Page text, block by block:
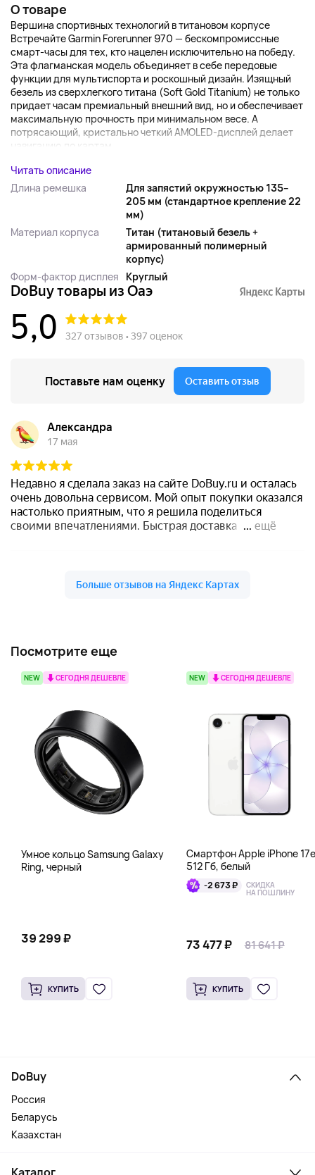
О товаре
Вершина спортивных технологий в титановом корпусе
Встречайте Garmin Forerunner 970 — бескомпромиссные
смарт-часы для тех, кто нацелен исключительно на победу.
Эта флагманская модель объединяет в себе передовые
функции для мультиспорта и роскошный дизайн. Изящный
безель из сверхлегкого титана (Soft Gold Titanium) не только
придает часам премиальный внешний вид, но и обеспечивает
максимальную прочность при минимальном весе. А
потрясающий, кристально четкий AMOLED-дисплей делает
навигацию по картам...
Читать описание
Длина ремешка
Для запястий окружностью 135–
205 мм (стандартное крепление 22
мм)
Материал корпуса
Титан (титановый безель +
армированный полимерный
корпус)
Форм-фактор дисплея
Круглый
Посмотрите еще
NEW СЕГОДНЯ ДЕШЕВЛЕ
Умное кольцо Samsung Galaxy
Ring, черный
39 299 ₽
КУПИТЬ
NEW СЕГОДНЯ ДЕШЕВЛЕ
Смартфон Apple iPhone 17e
512 Гб, белый
-2 673 ₽ СКИДКА
НА ПОШЛИНУ
73 477 ₽ 81 641 ₽
КУПИТЬ
DoBuy
Россия
Беларусь
Казахстан